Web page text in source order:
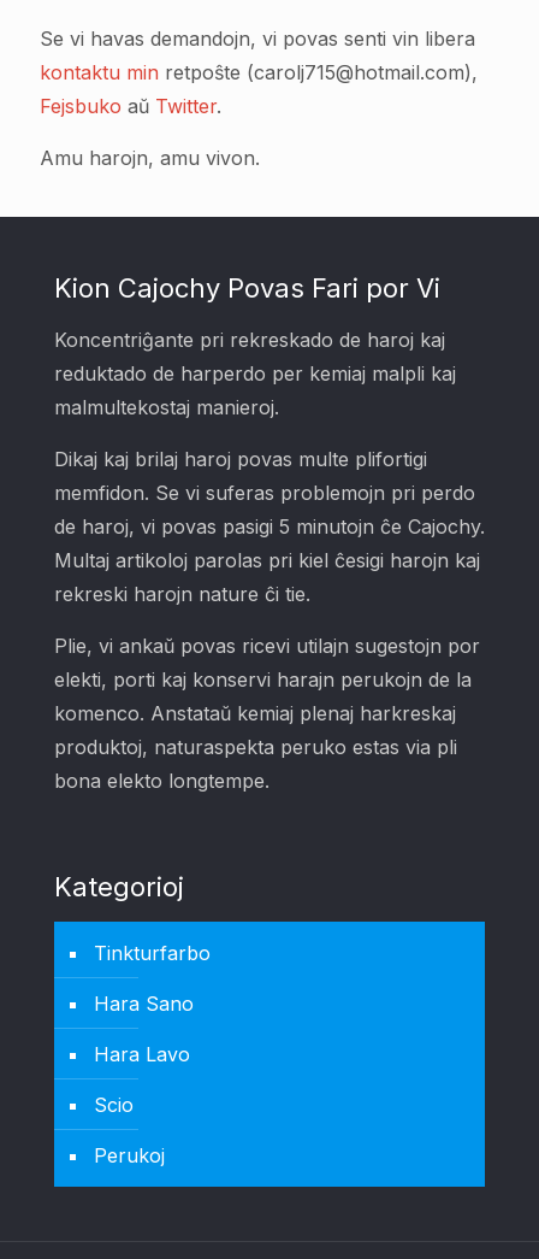
Se vi havas demandojn, vi povas senti vin libera
kontaktu min retpoŝte (carolj715@hotmail.com),
Fejsbuko aŭ Twitter.
Amu harojn, amu vivon.
Kion Cajochy Povas Fari por Vi
Koncentriĝante pri rekreskado de haroj kaj
reduktado de harperdo per kemiaj malpli kaj
malmultekostaj manieroj.
Dikaj kaj brilaj haroj povas multe plifortigi
memfidon. Se vi suferas problemojn pri perdo
de haroj, vi povas pasigi 5 minutojn ĉe Cajochy.
Multaj artikoloj parolas pri kiel ĉesigi harojn kaj
rekreski harojn nature ĉi tie.
Plie, vi ankaŭ povas ricevi utilajn sugestojn por
elekti, porti kaj konservi harajn perukojn de la
komenco. Anstataŭ kemiaj plenaj harkreskaj
produktoj, naturaspekta peruko estas via pli
bona elekto longtempe.
Kategorioj
Tinkturfarbo
Hara Sano
Hara Lavo
Scio
Perukoj